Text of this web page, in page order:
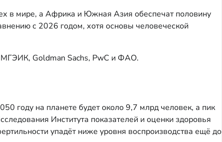
в мире, а Африка и Южная Азия обеспечат половину
с 2026 годом, хотя основы человеческой
МГЭИК, Goldman Sachs, PwC и ФАО.
году на планете будет около 9,7 млрд человек, а пик
Института показателей и оценки здоровья
упадёт ниже уровня воспроизводства ещё до